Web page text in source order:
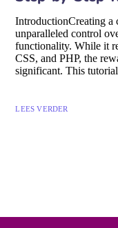
IntroductionCreating a
unparalleled control
functionality. While it
CSS, and PHP, the
significant. This
LEES VERDER